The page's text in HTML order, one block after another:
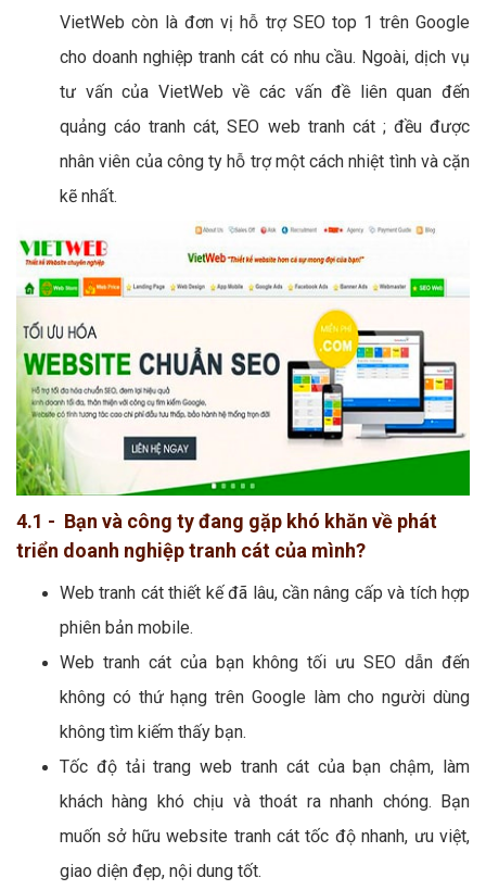
VietWeb còn là đơn vị hỗ trợ SEO top 1 trên Google
cho doanh nghiệp tranh cát có nhu cầu. Ngoài, dịch vụ
tư vấn của VietWeb về các vấn đề liên quan đến
quảng cáo tranh cát, SEO web tranh cát ; đều được
nhân viên của công ty hỗ trợ một cách nhiệt tình và cặn
kẽ nhất.
4.1 - Bạn và công ty đang gặp khó khăn về phát
triển doanh nghiệp tranh cát của mình?
Web tranh cát thiết kế đã lâu, cần nâng cấp và tích hợp
phiên bản mobile.
Web tranh cát của bạn không tối ưu SEO dẫn đến
không có thứ hạng trên Google làm cho người dùng
không tìm kiếm thấy bạn.
Tốc độ tải trang web tranh cát của bạn chậm, làm
khách hàng khó chịu và thoát ra nhanh chóng. Bạn
muốn sở hữu website tranh cát tốc độ nhanh, ưu việt,
giao diện đẹp, nội dung tốt.